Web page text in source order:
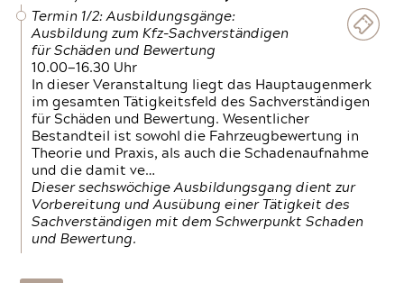
Termin 1/2: Ausbildungsgänge:
Ausbildung zum Kfz-Sachverständigen
für Schäden und Bewertung
10.00—16.30 Uhr
In dieser Veranstaltung liegt das Hauptaugenmerk
im gesamten Tätigkeitsfeld des Sachverständigen
für Schäden und Bewertung. Wesentlicher
Bestandteil ist sowohl die Fahrzeugbewertung in
Theorie und Praxis, als auch die Schadenaufnahme
und die damit ve…
Dieser sechswöchige Ausbildungsgang dient zur
Vorbereitung und Ausübung einer Tätigkeit des
Sachverständigen mit dem Schwerpunkt Schaden
und Bewertung.